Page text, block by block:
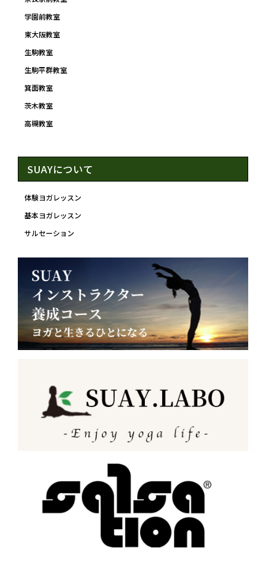
学園前教室
東大阪教室
生駒教室
生駒平群教室
箕面教室
茨木教室
高槻教室
SUAYについて
体験ヨガレッスン
基本ヨガレッスン
サルセーション